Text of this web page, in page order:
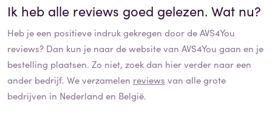
Ik heb alle reviews goed gelezen. Wat nu?
Heb je een positieve indruk gekregen door deAVS4You
reviews? Dan kun je naar de website van AVS4You gaan en je
bestelling plaatsen. Zo niet, zoek dan hier verder naar een
ander bedrijf. We verzamelen reviews van alle grote
bedrijven in Nederland en België.